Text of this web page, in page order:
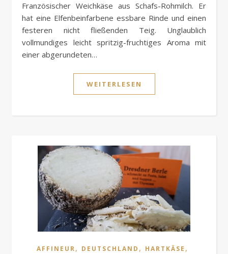
Französischer Weichkäse aus Schafs-Rohmilch. Er
hat eine Elfenbeinfarbene essbare Rinde und einen
festeren nicht fließenden Teig. Unglaublich
vollmundiges leicht spritzig-fruchtiges Aroma mit
einer abgerundeten…
WEITERLESEN
AFFINEUR, DEUTSCHLAND , HARTKÄSE ,